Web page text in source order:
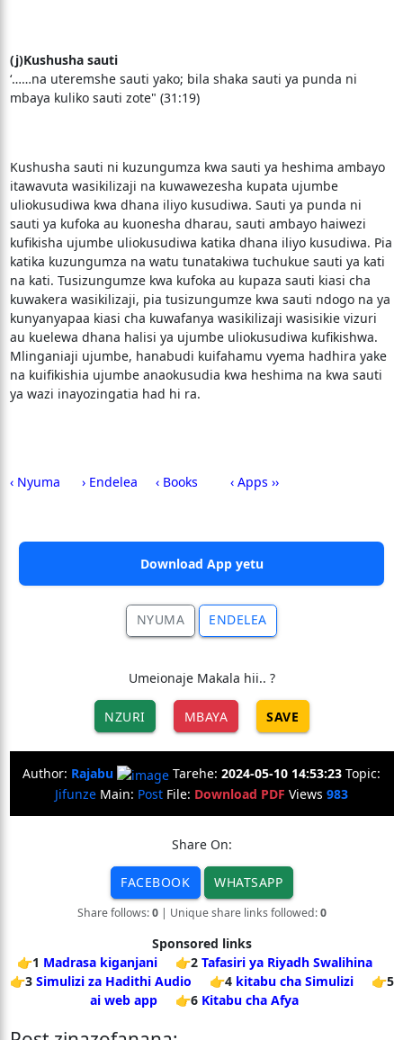
(j)Kushusha sauti
‘……na uteremshe sauti yako; bila shaka sauti ya punda ni
mbaya kuliko sauti zote" (31:19)
Kushusha sauti ni kuzungumza kwa sauti ya heshima ambayo
itawavuta wasikilizaji na kuwawezesha kupata ujumbe
uliokusudiwa kwa dhana iliyo kusudiwa. Sauti ya punda ni
sauti ya kufoka au kuonesha dharau, sauti ambayo haiwezi
kufikisha ujumbe uliokusudiwa katika dhana iliyo kusudiwa. Pia
katika kuzungumza na watu tunatakiwa tuchukue sauti ya kati
na kati. Tusizungumze kwa kufoka au kupaza sauti kiasi cha
kuwakera wasikilizaji, pia tusizungumze kwa sauti ndogo na ya
kunyanyapaa kiasi cha kuwafanya wasikilizaji wasisikie vizuri
au kuelewa dhana halisi ya ujumbe uliokusudiwa kufikishwa.
Mlinganiaji ujumbe, hanabudi kuifahamu vyema hadhira yake
na kuifikishia ujumbe anaokusudia kwa heshima na kwa sauti
ya wazi inayozingatia had hi ra.
‹ Nyuma › Endelea ‹ Books ‹ Apps ››
Download App yetu
NYUMA ENDELEA
Umeionaje Makala hii.. ?
NZURI MBAYA SAVE
Author: Rajabu Tarehe: 2024-05-10 14:53:23 Topic:
Jifunze Main: Post File: Download PDF Views 983
Share On:
FACEBOOK WHATSAPP
Share follows:0| Unique share links followed:0
Sponsored links
👉1 Madrasa kiganjani 👉2 Tafasiri ya Riyadh Swalihina
👉3 Simulizi za Hadithi Audio 👉4 kitabu cha Simulizi
👉5
ai web app
👉6 Kitabu cha Afya